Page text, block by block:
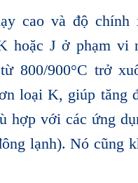
cao và độ chính
hoặc J ở phạm vi
800/900°C trở
loại K, giúp tăng
hợp với các ứng
lạnh). Nó cũng